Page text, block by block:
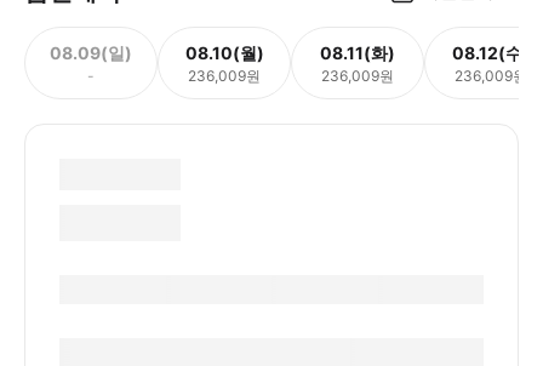
08.09(일)
-
08.10(월)
236,009원
08.11(화)
236,009원
08.12(수)
236,009원